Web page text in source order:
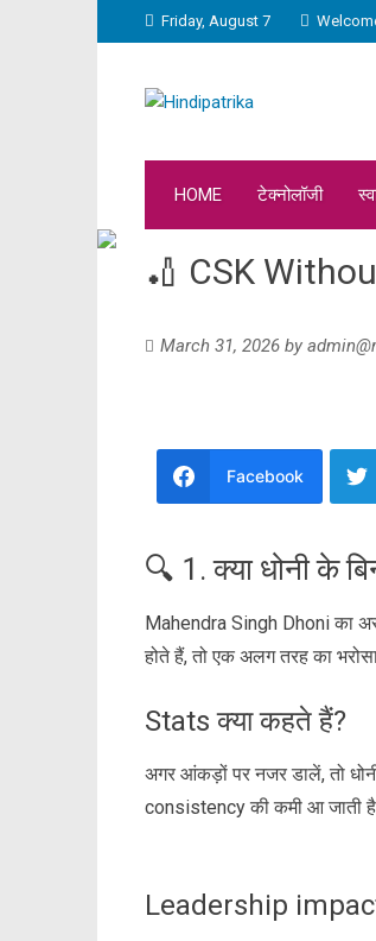
Friday, August 7
HOME टेक्नोलॉजी
🏏 CSK
March 31, 2026 by
Facebook
🔍 1. क्या धोनी के
Mahendra Singh Dhoni का
होते हैं, तो एक अलग तरह का
Stats क्या कहते हैं?
अगर आंकड़ों पर नजर डालें, तो
consistency की कमी आ जाती
Leadership